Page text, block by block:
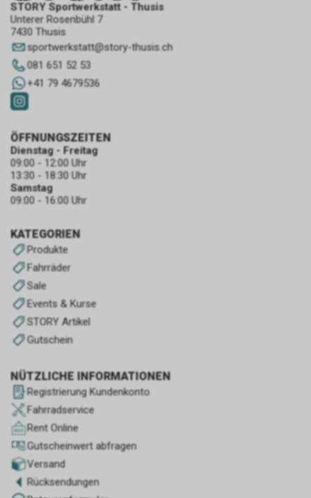
STORY Sportwerkstatt - Thusis
Unterer Rosenbühl 7
7430 Thusis
sportwerkstatt@story-thusis.ch
081 651 52 53
+41 79 4679536
KATEGORIEN
Produkte
Fahrräder
Sale
Events & Kurse
STORY Artikel
Gutschein
NÜTZLICHE INFORMATIONEN
Registrierung Kundenkonto
Fahrradservice
Rent Online
Gutscheinwert abfragen
Versand
Rücksendungen
ÖFFNUNGSZEITEN
Dienstag - Freitag
09:00 - 12:00 Uhr
13:30 - 18:30 Uhr
Samstag
09:00 - 16:00 Uhr